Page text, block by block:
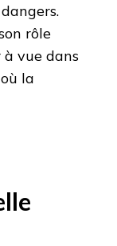
rôle
vue dans
la